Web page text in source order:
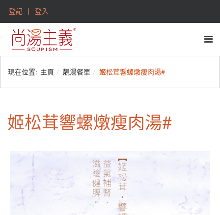
登記 登入
現在位置: 主頁 靚湯餐單 姬松茸響螺燉瘦肉湯#
姬松茸響螺燉瘦肉湯#